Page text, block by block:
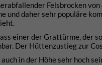
Felsbrocken
und daher sehr populäre
einer der Grattürme, der
Der Hüttenzustieg zur
in der Höhe sehr hoch